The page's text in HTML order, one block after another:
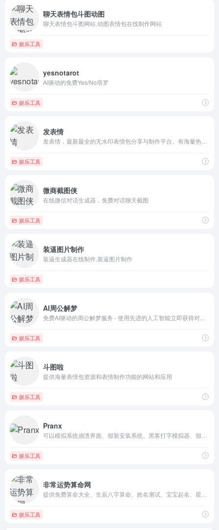
聊天表情包斗图动图
聊天表情包斗图网站,动图表情包在线制作网站
娱乐工具
yesnotarot
AI驱动的免费Yes/No塔罗
娱乐工具
发表情
娱乐工具
微商截图侠
在线微信对话生成器，免费对话聊天截图
娱乐工具
装逼图片制作
装逼生成器在线制作,装逼图片制作
娱乐工具
AI周公解梦
免费AI驱动的周公解梦服务 - 使用先进的人工智能立即获得对...
娱乐工具
斗图啦
提供海量表情包资源和表情制作功能的网站和应用
娱乐工具
Pranx
娱乐工具
非常运势算命网
娱乐工具